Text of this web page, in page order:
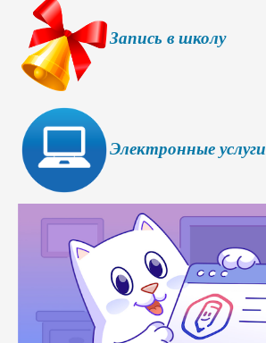
Запись в школу
Электронные услуги